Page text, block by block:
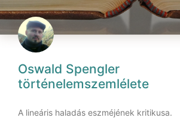
Oswald Spengler
történelemszemlélete
A lineáris haladás eszméjének kritikusa.